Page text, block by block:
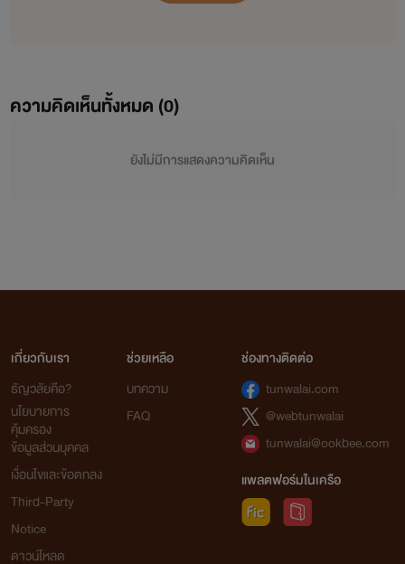
ความคิดเห็นทั้งหมด (0)
ยังไม่มีการแสดงความคิดเห็น
เกี่ยวกับเรา
ธัญวลัยคือ?
นโยบายการ
คุ้มครอง
ข้อมูลส่วนบุคคล
เงื่อนไขและข้อตกลง
Third-Party
Notice
ดาวน์โหลด
ช่วยเหลือ
บทความ
FAQ
ช่องทางติดต่อ
tunwalai.com
@webtunwalai
tunwalai@ookbee.com
แพลตฟอร์มในเครือ